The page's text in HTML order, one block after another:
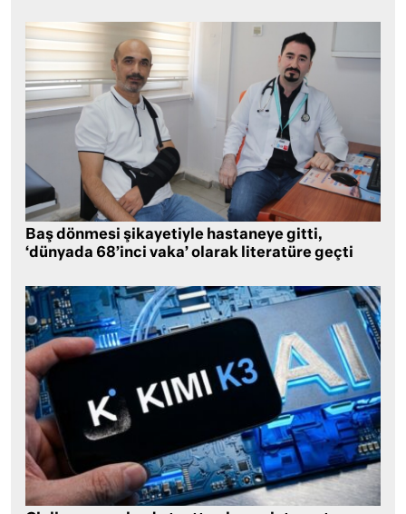
Baş dönmesi şikayetiyle hastaneye gitti,
‘dünyada 68’inci vaka’ olarak literatüre geçti